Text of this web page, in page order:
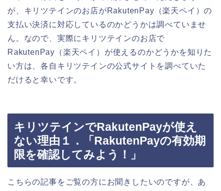
が、キリツテインのお店がRakutenPay（楽天ペイ）の
支払い決済に対応しているのかどうかは調べていませ
ん。なので、実際にキリツテインのお店で
RakutenPay（楽天ペイ）が使えるのかどうかを知りた
い方は、各自キリツテインの公式サイトを調べていた
だけると幸いです。
キリツテインでRakutenPayが使え
ない理由１．「RakutenPayの有効期
限を確認してみよう！」
こちらの記事をご覧の方にお聞きしたいのですが、あ